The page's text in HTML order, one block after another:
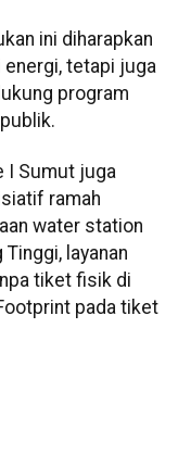
ini diharapkan
tetapi juga
program
I Sumut juga
ramah
water station
layanan
tiket fisik di
pada tiket